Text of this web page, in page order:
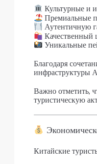
Культурные и
Премиальные
Аутентичную
Качественный
Уникальные
Благодаря
инфраструктуры
Важно отметить,
туристическую
Китайские